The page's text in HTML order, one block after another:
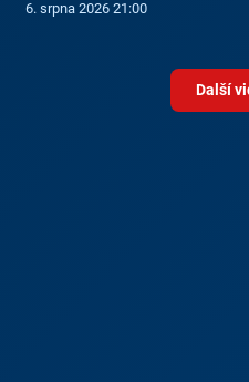
6. srpna 2026 21:00
Další